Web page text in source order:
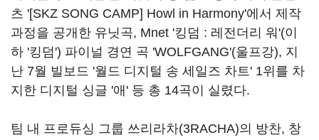
츠 '[SKZ SONG CAMP] Howl in Harmony'에서 제작
과정을 공개한 유닛곡, Mnet '킹덤 : 레전더리 워'(이
하 '킹덤') 파이널 경연 곡 'WOLFGANG'(울프강), 지
난 7월 빌보드 '월드 디지털 송 세일즈 차트' 1위를 차
지한 디지털 싱글 '애' 등 총 14곡이 실렸다.
팀 내 프로듀싱 그룹 쓰리라차(3RACHA)의 방찬, 창